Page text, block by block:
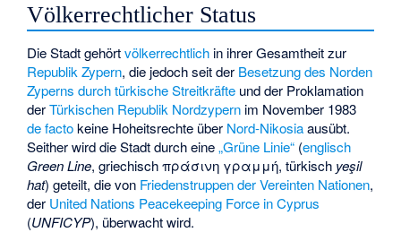
Völkerrechtlicher Status
Die Stadt gehörtvölkerrechtlich in ihrer Gesamtheit zur
Republik Zypern, die jedoch seit der Besetzung des Norden
Zyperns durch türkische Streitkräfte und der Proklamation
derTürkischen Republik Nordzypern im November 1983
de factokeine Hoheitsrechte über Nord-Nikosiaausübt.
Seither wird die Stadt durch eine„Grüne Linie“ (englisch
Green Line, griechisch πράσινη γραμμή, türkisch yeşil
hat) geteilt, die von Friedenstruppen der Vereinten Nationen,
der United Nations Peacekeeping Force in Cyprus
(UNFICYP), überwacht wird.